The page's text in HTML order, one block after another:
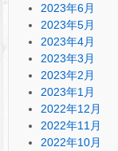
2023年6月
2023年5月
2023年4月
2023年3月
2023年2月
2023年1月
2022年12月
2022年11月
2022年10月